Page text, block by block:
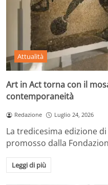
Attualità
Art in Act torna con il
contemporaneità
Redazione Luglio 24, 2026
La tredicesima edizione
promosso dalla
Leggi di più